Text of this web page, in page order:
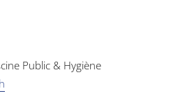
Public & Hygiène